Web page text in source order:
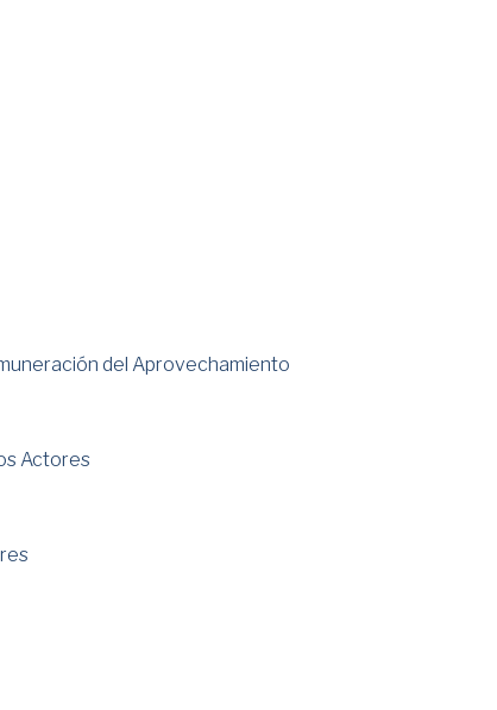
del Aprovechamiento
Actores